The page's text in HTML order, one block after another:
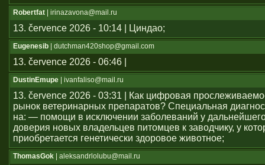
Robertfat | irinazavona@mail.ru
13. července 2026 - 10:14 | Циндао;
Eugenesib | dutchman420shop@gmail.com
13. července 2026 - 06:46 |
DustinEmupe | ivanfaliso@mail.ru
13. července 2026 - 03:31 | Как цифровая
рынок ветеринарных препаратов? Специальная
на: — помощи в исключении заболеваний у
доверия новых владельцев питомцев к заводчику, у
приобретается генетически здоровое животное;
ThomasGok | aleksandrlolubu@mail.ru